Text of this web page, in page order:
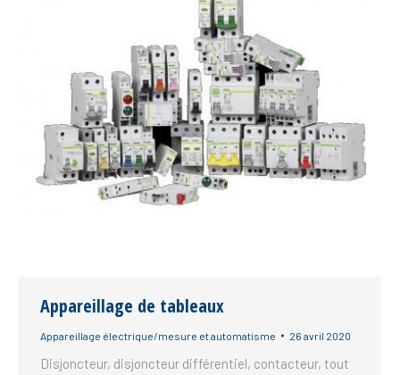
Appareillage de tableaux
Appareillage électrique/mesure et automatisme 26 avril 2020
Disjoncteur, disjoncteur différentiel, contacteur, tout